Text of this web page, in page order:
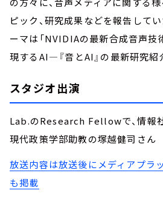
ピック、研究成果などを報告して
ーマは「NVIDIAの最新合成音声技
現するAI―『音とAI』の最新研究紹
スタジオ出演
Lab.のResearch Fellowで、情報
現代政策学部助教の塚越健司さん
放送内容は放送後にメディアプラ
も掲載